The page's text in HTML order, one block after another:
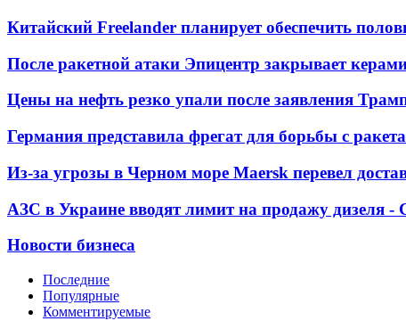
Китайский Freelander планирует обеспечить
После ракетной атаки Эпицентр закрывает
Цены на нефть резко упали после заявления
Германия представила фрегат для борьбы с
Из-за угрозы в Черном море Maersk перевел
АЗС в Украине вводят лимит на продажу дизеля
Новости бизнеса
Последние
Популярные
Комментируемые